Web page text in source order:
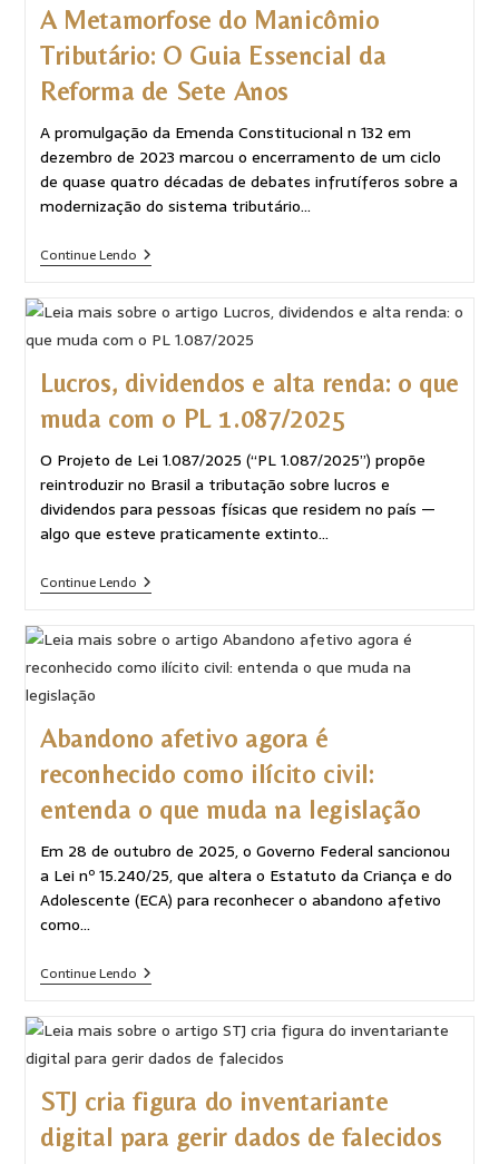
A Metamorfose do Manicômio
Tributário: O Guia Essencial da
Reforma de Sete Anos
A promulgação da Emenda Constitucional n 132 em
dezembro de 2023 marcou o encerramento de um ciclo
de quase quatro décadas de debates infrutíferos sobre a
modernização do sistema tributário…
Continue Lendo
Lucros, dividendos e alta renda: o que
muda com o PL 1.087/2025
O Projeto de Lei 1.087/2025 (“PL 1.087/2025”) propõe
reintroduzir no Brasil a tributação sobre lucros e
dividendos para pessoas físicas que residem no país —
algo que esteve praticamente extinto…
Continue Lendo
Abandono afetivo agora é
reconhecido como ilícito civil:
entenda o que muda na legislação
Em 28 de outubro de 2025, o Governo Federal sancionou
a Lei nº 15.240/25, que altera o Estatuto da Criança e do
Adolescente (ECA) para reconhecer o abandono afetivo
como…
Continue Lendo
STJ cria figura do inventariante
digital para gerir dados de falecidos